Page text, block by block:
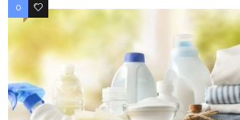
0 0